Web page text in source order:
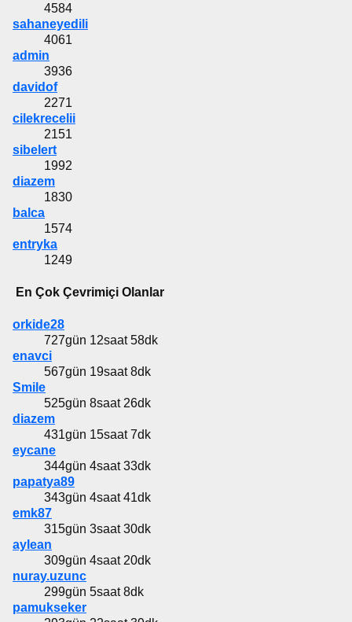
4584
sahaneyedili
4061
admin
3936
davidof
2271
cilekrecelii
2151
sibelert
1992
diazem
1830
balca
1574
entryka
1249
En Çok Çevrimiçi Olanlar
orkide28
727gün 12saat 58dk
enavci
567gün 19saat 8dk
Smile
525gün 8saat 26dk
diazem
431gün 15saat 7dk
eycane
344gün 4saat 33dk
papatya89
343gün 4saat 41dk
emk87
315gün 3saat 30dk
aylean
309gün 4saat 20dk
nuray.uzunc
299gün 5saat 8dk
pamukseker